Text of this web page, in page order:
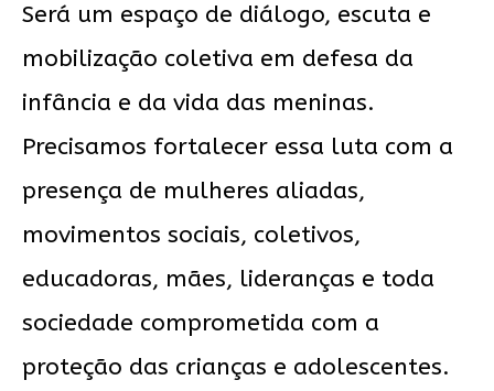
Será um espaço de diálogo, escuta e
mobilização coletiva em defesa da
infância e da vida das meninas.
Precisamos fortalecer essa luta com a
presença de mulheres aliadas,
movimentos sociais, coletivos,
educadoras, mães, lideranças e toda
sociedade comprometida com a
proteção das crianças e adolescentes.